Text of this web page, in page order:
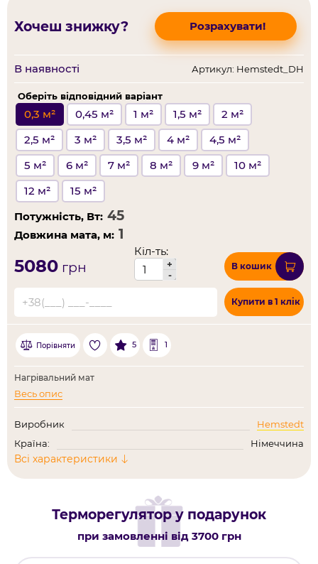
Хочеш знижку? Розрахувати!
В наявності Артикул: Hemstedt_DH
Оберіть відповідний варіант
0,3 м² 0,45 м² 1 м² 1,5 м²
2 м²
2,5 м²
3 м² 3,5 м² 4 м²
4,5 м²
5 м²
6 м² 7 м² 8 м² 9 м²
10 м²
12 м²
15 м²
Потужність, Вт:
Довжина мата, м:
5080 грн
Кіл-ть:
+
-
В кошик
Купити в 1 клік
Порівняти 5 1
Нагрівальний мат
Весь опис
Виробник
Hemstedt
Країна:
Німеччина
Всі характеристики
Терморегулятор у подарунок
при замовленні від 3700 грн